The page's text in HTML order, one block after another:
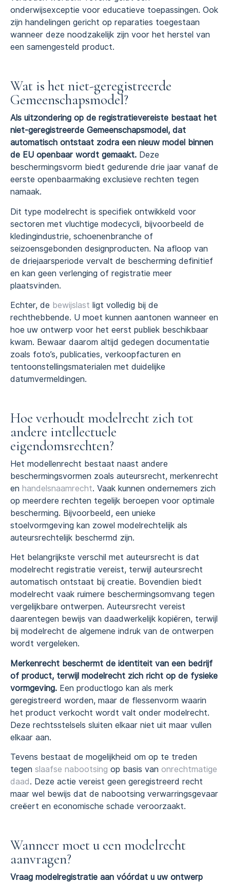
onderwijsexceptie voor educatieve toepassingen. Ook
zijn handelingen gericht op reparaties toegestaan
wanneer deze noodzakelijk zijn voor het herstel van
een samengesteld product.
Wat is het niet-geregistreerde
Gemeenschapsmodel?
Als uitzondering op de registratievereiste bestaat het
niet-geregistreerde Gemeenschapsmodel, dat
automatisch ontstaat zodra een nieuw model binnen
de EU openbaar wordt gemaakt. Deze
beschermingsvorm biedt gedurende drie jaar vanaf de
eerste openbaarmaking exclusieve rechten tegen
namaak.
Dit type modelrecht is specifiek ontwikkeld voor
sectoren met vluchtige modecycli, bijvoorbeeld de
kledingindustrie, schoenenbranche of
seizoensgebonden designproducten. Na afloop van
de driejaarsperiode vervalt de bescherming definitief
en kan geen verlenging of registratie meer
plaatsvinden.
Echter, de bewijslast ligt volledig bij de
rechthebbende. U moet kunnen aantonen wanneer en
hoe uw ontwerp voor het eerst publiek beschikbaar
kwam. Bewaar daarom altijd gedegen documentatie
zoals foto’s, publicaties, verkoopfacturen en
tentoonstellingsmaterialen met duidelijke
datumvermeldingen.
Hoe verhoudt modelrecht zich tot
andere intellectuele
eigendomsrechten?
Het modellenrecht bestaat naast andere
beschermingsvormen zoals auteursrecht, merkenrecht
en handelsnaamrecht. Vaak kunnen ondernemers zich
op meerdere rechten tegelijk beroepen voor optimale
bescherming. Bijvoorbeeld, een unieke
stoelvormgeving kan zowel modelrechtelijk als
auteursrechtelijk beschermd zijn.
Het belangrijkste verschil met auteursrecht is dat
modelrecht registratie vereist, terwijl auteursrecht
automatisch ontstaat bij creatie. Bovendien biedt
modelrecht vaak ruimere beschermingsomvang tegen
vergelijkbare ontwerpen. Auteursrecht vereist
daarentegen bewijs van daadwerkelijk kopiëren, terwijl
bij modelrecht de algemene indruk van de ontwerpen
wordt vergeleken.
Merkenrecht beschermt de identiteit van een bedrijf
of product, terwijl modelrecht zich richt op de fysieke
vormgeving. Een productlogo kan als merk
geregistreerd worden, maar de flessenvorm waarin
het product verkocht wordt valt onder modelrecht.
Deze rechtsstelsels sluiten elkaar niet uit maar vullen
elkaar aan.
Tevens bestaat de mogelijkheid om op te treden
tegen slaafse nabootsing op basis van onrechtmatige
daad . Deze actie vereist geen geregistreerd recht
maar wel bewijs dat de nabootsing verwarringsgevaar
creëert en economische schade veroorzaakt.
Wanneer moet u een modelrecht
aanvragen?
Vraag modelregistratie aan vóórdat u uw ontwerp